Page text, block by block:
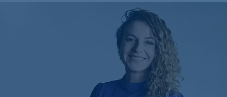
Mut zum Tabubruch: Warum Urinale keine Männersache